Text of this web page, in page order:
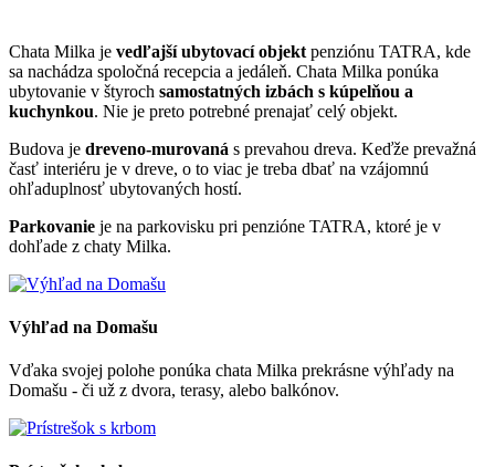
Chata Milka je vedľajší ubytovací objekt penziónu TATRA, kde
sa nachádza spoločná recepcia a jedáleň. Chata Milka ponúka
ubytovanie v štyroch samostatných izbách s kúpelňou a
kuchynkou. Nie je preto potrebné prenajať celý objekt.
Budova je dreveno-murovaná s prevahou dreva. Keďže prevažná
časť interiéru je v dreve, o to viac je treba dbať na vzájomnú
ohľaduplnosť ubytovaných hostí.
Parkovanie je na parkovisku pri penzióne TATRA, ktoré je v
dohľade z chaty Milka.
Výhľad na Domašu
Vďaka svojej polohe ponúka chata Milka prekrásne výhľady na
Domašu - či už z dvora, terasy, alebo balkónov.